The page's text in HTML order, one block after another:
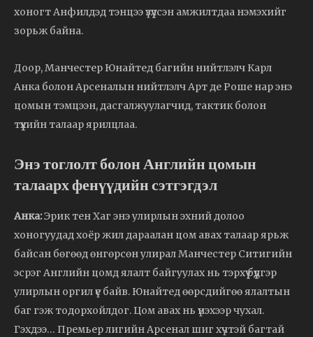
хоногт Анфилдэд тэнцээ үзүүлсэн амжилтдаа нэмэхийг
зорьж байна.
Доор, Манчестер Юнайтед багийн нийтлэлч Карл
Анка болон Арсеналын нийтлэлч Арт де Роше нар энэ
цомын тэмцээн, дасгалжуулагчид, тактик болон
түүхийн талаар ярилцлаа.
Энэ тоглолт болон Английн цомын
талаарх фенүүдийн сэтгэгдэл
Анка:Эрик тен Хаг энэ улирлын эхний долоо
хоногуудад хоёр жил дараалан цом авах талаар ярьж
байсан бөгөөд өнгөрсөн улирал Манчестер Ситигийн
эсрэг Английн цомд ялалт байгуулах нь тэрхүү бүүдгэр
улирлын оргил үе байв. Юнайтед өөрсдийгөө ялалтын
баг гэж тодорхойлдог. Цом авах нь үнэхээр чухал.
Гэхдээ… Премьер лигийн Арсенал шиг хүчтэй багтай